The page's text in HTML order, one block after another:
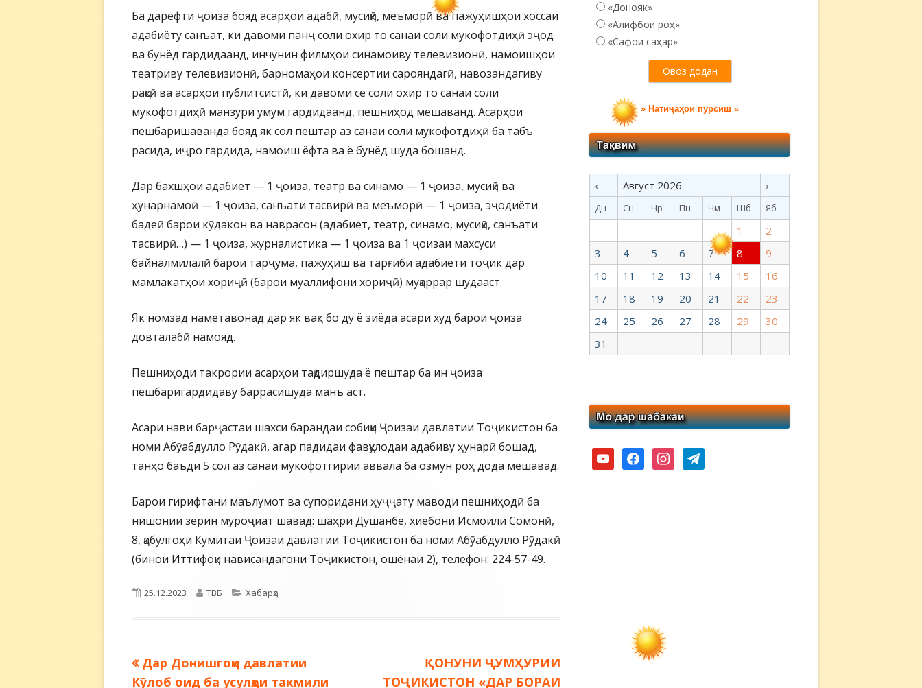
Ба дарёфти ҷоиза бояд асарҳои адабӣ, мусиқӣ, меъморӣ ва пажуҳишҳои хоссаи
адабиёту санъат, ки давоми панҷ соли охир то санаи соли мукофотдиҳӣ эҷод
ва бунёд гардидаанд, инчунин филмҳои синамоиву телевизионӣ, намоишҳои
театриву телевизионӣ, барномаҳои консертии сарояндагӣ, навозандагиву
рақсӣ ва асарҳои публитсистӣ, ки давоми се соли охир то санаи соли
мукофотдиҳӣ манзури умум гардидаанд, пешниҳод мешаванд. Асарҳои
пешбаришаванда бояд як сол пештар аз санаи соли мукофотдиҳӣ ба табъ
расида, иҷро гардида, намоиш ёфта ва ё бунёд шуда бошанд.
Дар бахшҳои адабиёт — 1 ҷоиза, театр ва синамо — 1 ҷоиза, мусиқӣ ва
ҳунарнамоӣ — 1 ҷоиза, санъати тасвирӣ ва меъморӣ — 1 ҷоиза, эҷодиёти
бадеӣ барои кӯдакон ва наврасон (адабиёт, театр, синамо, мусиқӣ, санъати
тасвирӣ…) — 1 ҷоиза, журналистика — 1 ҷоиза ва 1 ҷоизаи махсуси
байналмилалӣ барои тарҷума, пажуҳиш ва тарғиби адабиёти тоҷик дар
мамлакатҳои хориҷӣ (барои муаллифони хориҷӣ) муқаррар шудааст.
Як номзад наметавонад дар як вақт бо ду ё зиёда асари худ барои ҷоиза
довталабӣ намояд.
Пешниҳоди такрории асарҳои тақдиршуда ё пештар ба ин ҷоиза
пешбаригардидаву баррасишуда манъ аст.
Асари нави барҷастаи шахси барандаи собиқи Ҷоизаи давлатии Тоҷикистон ба
номи Абӯабдулло Рӯдакӣ, агар падидаи фавқулодаи адабиву ҳунарӣ бошад,
танҳо баъди 5 сол аз санаи мукофотгирии аввала ба озмун роҳ дода мешавад.
Барои гирифтани маълумот ва супоридани ҳуҷҷату маводи пешниҳодӣ ба
нишонии зерин муроҷиат шавад: шаҳри Душанбе, хиёбони Исмоили Сомонӣ,
8, қабулгоҳи Кумитаи Ҷоизаи давлатии Тоҷикистон ба номи Абӯабдулло Рӯдакӣ
(бинои Иттифоқи нависандагони Тоҷикистон, ошёнаи 2), телефон: 224-57-49.
Опубликовано
25.12.2023 Автор
ТВБ Рубрики
Хабарҳо
Навигация
Предыдущая
запись:
Дар Донишгоҳи давлатии
Кӯлоб оид ба усулҳои такмили
Следующая
запись:
ҚОНУНИ ҶУМҲУРИИ
ТОҶИКИСТОН «ДАР БОРАИ
«Донояк»
«Алифбои роҳ»
«Сафои саҳар»
» Натиҷаҳои пурсиш «
‹ Август 2026 ›
Дн Сн Чр Пн Чм Шб Яб
1
2
3
4 5 6 7 8
9
10
11 12 13 14 15
16
17
18 19 20 21 22
23
24
25 26 27 28 29
30
31
youtubefacebookinstagramtelegram